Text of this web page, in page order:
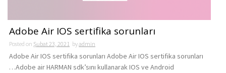
Adobe Air IOS sertifika sorunları
Posted on Şubat 23, 2021 byadmin
Adobe Air IOS sertifika sorunları Adobe Air IOS sertifika sorunları
…Adobe air HARMAN sdk’sını kullanarak IOS ve Android